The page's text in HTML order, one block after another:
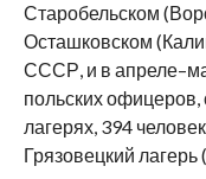
Старобельском
Осташковском
СССР, и в
польских
лагерях, 394
Грязовецкий лагерь